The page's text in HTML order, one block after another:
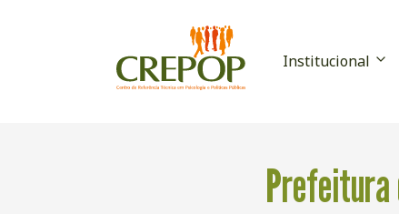
Institucional
Prefeitura